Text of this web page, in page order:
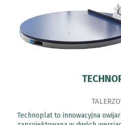
Technoplat to innowacyjna